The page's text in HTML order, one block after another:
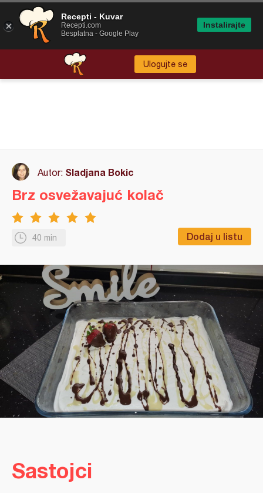
Ulogujte se
Autor: Sladjana Bokic
40 min Dodaj u listu
Brz osvežavajuć kolač
Sastojci
Recepti - Kuvar
Recepti.com
Besplatna - Google Play
Instalirajte